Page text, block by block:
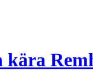
kära